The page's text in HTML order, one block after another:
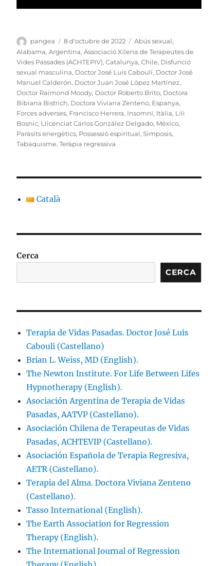
Autor
pangea
Publicat
el
8 d'octubre de 2022 Categories
Abús sexual,
Alabama,Argentina,Associació Xilena de Terapeutes de
Vides Passades (ACHTEPIV),Catalunya,Chile, Disfunció
sexual masculina, Doctor José Luis Cabouli, Doctor José
Manuel Calderón, Doctor Juan José López Martínez,
Doctor Raimond Moody, Doctor Roberto Brito, Doctora
Bibiana Bistrich, Doctora Viviana Zenteno, Espanya,
Forces adverses, Francisco Herrera, Insomni, Itàlia, Lili
Bosnic, Llicenciat Carlos González Delgado, México,
Paràsits energètics, Possessió espiritual,Simposis,
Tabaquisme,Teràpia regressiva
Català
Cerca
CERCA
Terapia de Vidas Pasadas. Doctor José Luis
Cabouli (Castellano)
Brian L. Weiss, MD (English).
The Newton Institute. For Life Between Lifes
Hypnotherapy (English).
Asociación Argentina de Terapia de Vidas
Pasadas, AATVP (Castellano).
Asociación Chilena de Terapeutas de Vidas
Pasadas, ACHTEVIP (Castellano).
Asociación Española de Terapia Regresiva,
AETR (Castellano).
Terapia del Alma. Doctora Viviana Zenteno
(Castellano).
Tasso International (English).
The Earth Association for Regression
Therapy (English).
The International Journal of Regression